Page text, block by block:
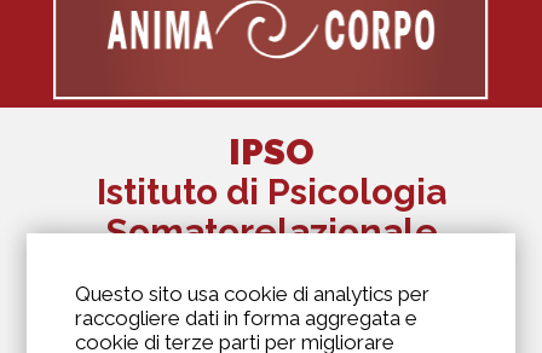
Questo sito usa cookie di analytics per
raccogliere dati in forma aggregata e
cookie di terze parti per migliorare
IPSO
Istituto di Psicologia
Somatorelazionale
Via Antonio Kramer, 6
20129 Milano